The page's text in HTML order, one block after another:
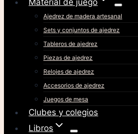
Material de juego
Ajedrez de madera artesanal
Sets y conjuntos de ajedrez
Tableros de ajedrez
Piezas de ajedrez
Relojes de ajedrez
Accesorios de ajedrez
Juegos de mesa
Clubes y colegios
Libros